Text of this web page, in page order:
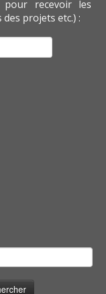
pour recevoir les
projets etc.) :